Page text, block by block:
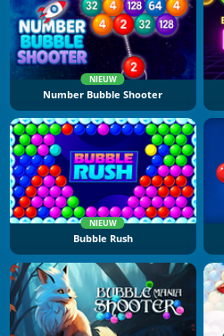
NIEUW
Number Bubble Shooter
NIEUW
Bubble Rush